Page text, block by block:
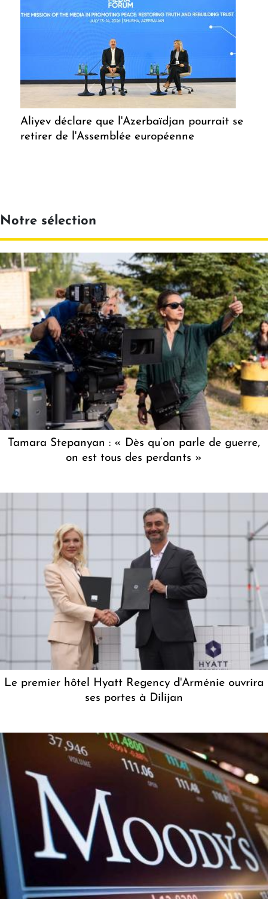
Aliyev déclare que l'Azerbaïdjan pourrait se
retirer de l'Assemblée européenne
Notre sélection
Tamara Stepanyan : « Dès qu’on parle de guerre,
on est tous des perdants »
Le premier hôtel Hyatt Regency d'Arménie ouvrira
ses portes à Dilijan